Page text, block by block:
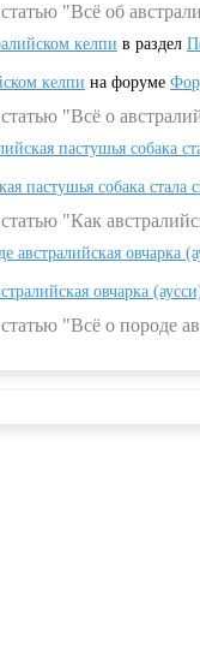
"Всё об
келпи в раздел
келпи на форуме
"Всё о
пастушья собака
пастушья собака
"Как
австралийская овчарка
овчарка
"Всё о породе